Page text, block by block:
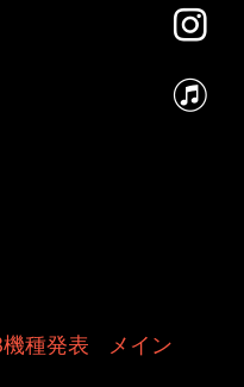
プロジェク
のこぼれ
いるアニメ
種発表 メイン